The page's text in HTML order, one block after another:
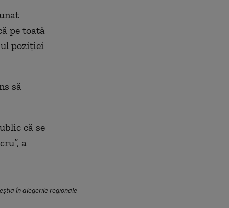
pe toată
poziției
să
că se
a
în alegerile regionale